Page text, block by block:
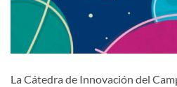
La Cátedra de Innovación del